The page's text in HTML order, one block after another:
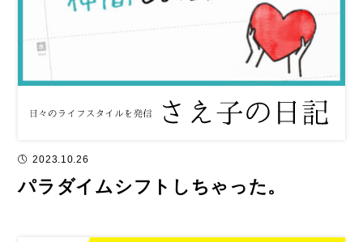
2023.10.26
パラダイムシフトしちゃった。